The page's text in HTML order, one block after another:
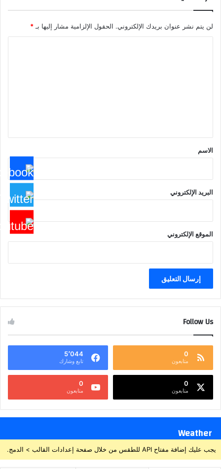
لن يتم نشر عنوان بريدك الإلكتروني. الحقول الإلزامية مشار إليها بـ *
*
الاسم
البريد الإلكتروني
الموقع الإلكتروني
Follow Us
0
متابعون
5٬044
تابع وشارك
0
متابعون
0
متابعون
Weather
يجب عليك إضافة مفتاح API للطقس من خلال صفحة إعدادات القالب > الدمج.